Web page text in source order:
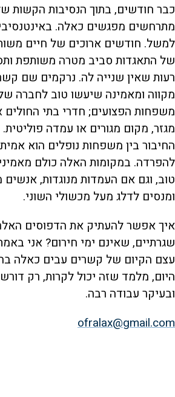
כבר חודשים, בתוך הנסיבות הקשות
מתרחשים מפגשים כאלה.
למשל. חודשים ארוכים של חיים
של התאגדות סביב מטרה משותפת
רעות שאין שנייה לה. נרקמים שם
מקווה ומאמינה שיעשו טוב לחברה
משפחות הפצועים; חדרי בתי החולים
מגזר, מקום מגורים או עמדה
החיבור בין משפחות נופלים הוא
להפרדה. במקומות האלה כולם
טוב, וגם אם העמדות מנוגדות,
ומנסים לדלג מעל מכשולי השוני.
איך אפשר להעתיק את הדפוסים
שגרתיים, שאינם ימי חירום? אני
עצם הקיום של קשרים עבים כאלה
היום, מלמד שזה יכול לקרות, רק
ובעיקר עבודה רבה.
ofralax@gmail.com